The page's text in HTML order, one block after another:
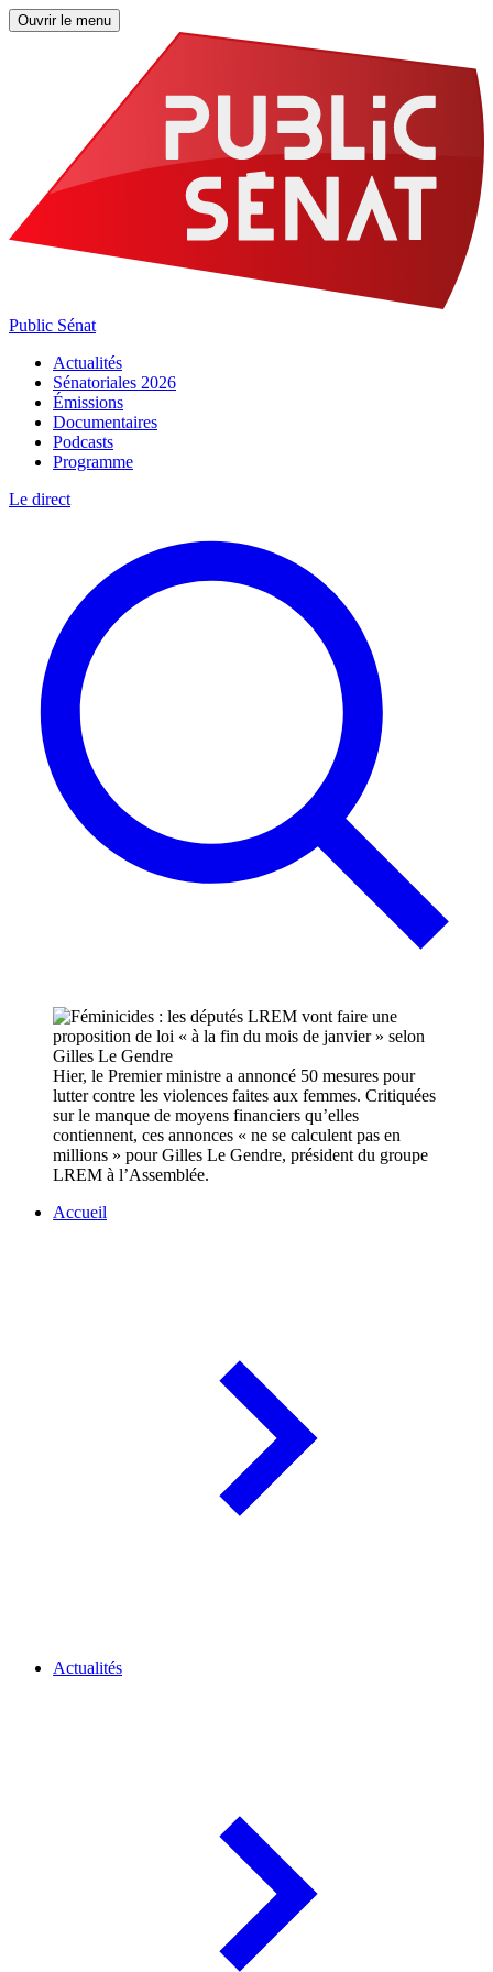
Ouvrir le menu
Public Sénat
Actualités
Sénatoriales 2026
Émissions
Documentaires
Podcasts
Programme
Le direct
Hier, le Premier ministre a annoncé 50 mesures pour
lutter contre les violences faites aux femmes. Critiquées
sur le manque de moyens financiers qu’elles
contiennent, ces annonces « ne se calculent pas en
millions » pour Gilles Le Gendre, président du groupe
LREM à l’Assemblée.
Accueil
Actualités